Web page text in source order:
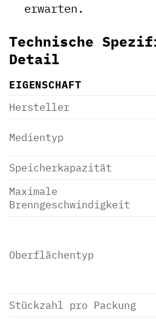
erwarten.
Technische
Detail
EIGENSCHAFT
Hersteller
Medientyp
Speicherkapazität
Maximale
Brenngeschwindigkeit
Oberflächentyp
Stückzahl pro Packung